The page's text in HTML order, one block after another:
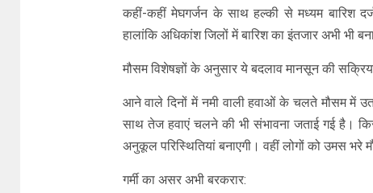
कहीं-कहीं मेघगर्जन के साथ हल्की से मध्यम बारिश दर्ज
हालांकि अधिकांश जिलों में बारिश का इंतजार अभी भी
मौसम विशेषज्ञों के अनुसार ये बदलाव मानसून की
आने वाले दिनों में नमी वाली हवाओं के चलते मौसम में
साथ तेज हवाएं चलने की भी संभावना जताई गई है।
अनुकूल परिस्थितियां बनाएगी। वहीं लोगों को उमस
गर्मी का असर अभी बरकरार: